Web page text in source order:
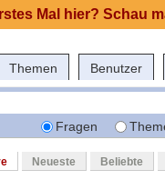
Themen Benutzer
Fragen
Neueste Beliebte
Mal hier? Schau